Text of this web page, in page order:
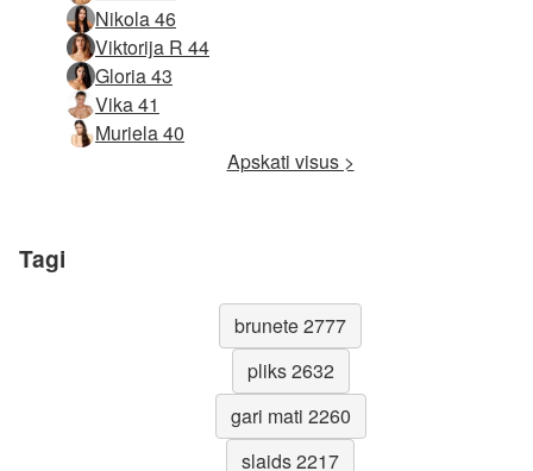
Nikola 46
Viktorija R 44
Gloria 43
Vika 41
Muriela 40
Apskati visus >
Tagi
brunete 2777
pliks 2632
gari mati 2260
slaids 2217